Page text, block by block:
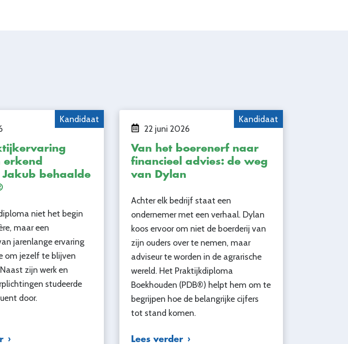
Kandidaat
erkend
behaalde
niet het begin
maar een
jarenlange ervaring
om jezelf te blijven
zijn werk en
studeerde
door.
Kandidaat
22 juni 2026
Van het boerenerf naar
financieel advies: de weg
van Dylan
Achter elk bedrijf staat een
ondernemer met een verhaal. Dylan
koos ervoor om niet de boerderij van
zijn ouders over te nemen, maar
adviseur te worden in de agrarische
wereld. Het Praktijkdiploma
Boekhouden (PDB®) helpt hem om te
begrijpen hoe de belangrijke cijfers
tot stand komen.
Lees verder